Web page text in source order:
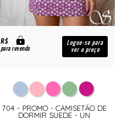
R$
para revenda
Logue-se para
ver o preço
704 - PROMO - CAMISETÃO DE
DORMIR SUEDE - UN